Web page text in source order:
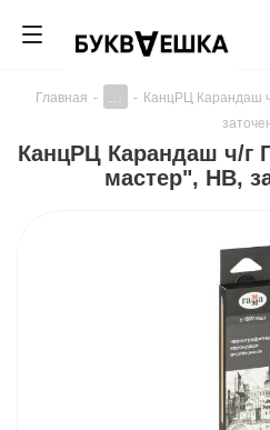
Главная - - КанцРЦ Карандаш
КанцРЦ Карандаш ч/г
мастер", HB,